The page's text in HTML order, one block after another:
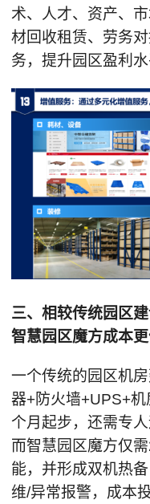
术、人才、资产、
材回收租赁、劳务
务，提升园区盈利水
三、相较传统园区
智慧园区魔方成本
一个传统的园区机
器+防火墙+UPS+
个月起步，还需专
而智慧园区魔方仅
能，并形成双机热
维/异常报警，成本